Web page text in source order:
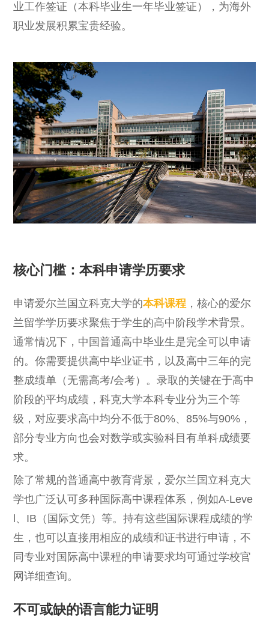
业工作签证（本科毕业生一年毕业签证），为海外
职业发展积累宝贵经验。
核心门槛：本科申请学历要求
申请爱尔兰国⽴科克⼤学的本科课程 ，核心的爱尔
兰留学学历要求聚焦于学生的高中阶段学术背景。
通常情况下，中国普通高中毕业生是完全可以申请
的。你需要提供高中毕业证书，以及高中三年的完
整成绩单（⽆需⾼考/会考）。录取的关键在于高中
阶段的平均成绩，科克大学本科专业分为三个等
级，对应要求高中均分不低于80%、85%与90%，
部分专业方向也会对数学或实验科目有单科成绩要
求。
除了常规的普通高中教育背景，爱尔兰国⽴科克⼤
学也广泛认可多种国际高中课程体系，例如A-Leve
l、IB（国际文凭）等。持有这些国际课程成绩的学
生，也可以直接用相应的成绩和证书进行申请，不
同专业对国际高中课程的申请要求均可通过学校官
网详细查询。
不可或缺的语言能力证明